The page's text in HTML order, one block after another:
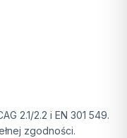
2.1/2.2 i EN 301 549.
zgodności.